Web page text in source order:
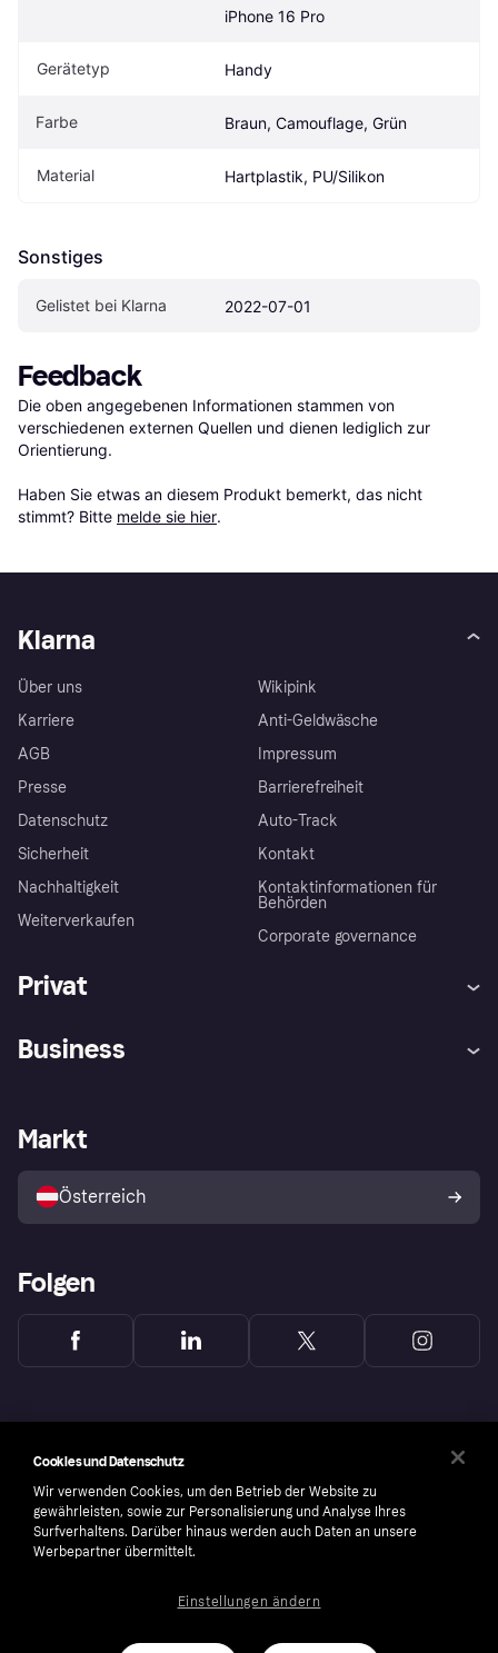
iPhone 16 Pro
Gerätetyp Handy
Farbe Braun, Camouflage, Grün
Material Hartplastik, PU/Silikon
Sonstiges
Gelistet bei Klarna 2022-07-01
Feedback
Die oben angegebenen Informationen stammen von
verschiedenen externen Quellen und dienen lediglich zur
Orientierung.
Haben Sie etwas an diesem Produkt bemerkt, das nicht
stimmt? Bitte melde sie hier.
Klarna
Über uns
Karriere
AGB
Presse
Datenschutz
Sicherheit
Nachhaltigkeit
Weiterverkaufen
Wikipink
Anti-Geldwäsche
Impressum
Barrierefreiheit
Auto-Track
Kontakt
Kontaktinformationen für
Behörden
Corporate governance
Privat
Shops entdecken
Business
Händlerportal
Markt
Österreich
Folgen
number: 556737-0431
Cookies und Datenschutz
Wir verwenden Cookies, um den Betrieb der Website zu
gewährleisten, sowie zur Personalisierung und Analyse Ihres
Surfverhaltens. Darüber hinaus werden auch Daten an unsere
Werbepartner übermittelt.
Einstellungen ändern